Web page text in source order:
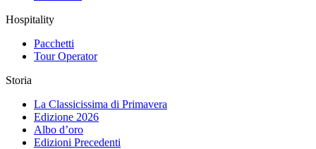
Hospitality
Pacchetti
Tour Operator
Storia
La Classicissima di Primavera
Edizione 2026
Albo d’oro
Edizioni Precedenti